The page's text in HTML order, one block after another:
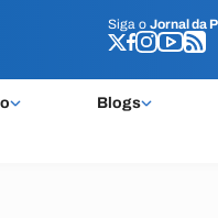
Siga o Jornal da
Blogs
Siga o Jornal da